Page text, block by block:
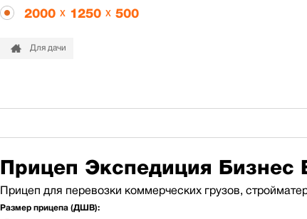
2000 x 1250 x 500
Для дачи
Прицеп Экспедиция Бизнес
Прицеп для перевозки коммерческих грузов,
Размер прицепа (ДШВ):